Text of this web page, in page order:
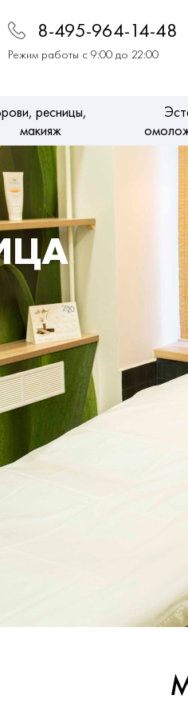
8-495-964-14-48
Режим работы с 9:00 до 22:00
ресницы,
макияж